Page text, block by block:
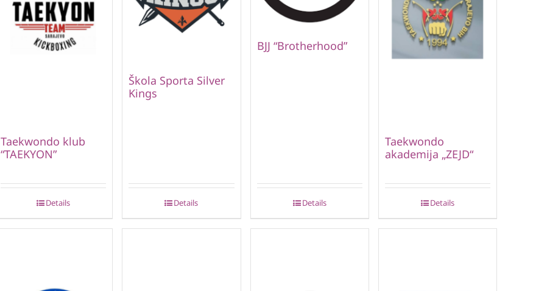
Taekwondo klub
“TAEKYON”
Details
Škola Sporta Silver
Kings
Details
BJJ “Brotherhood”
Details
Taekwondo
akademija „ZEJD“
Details